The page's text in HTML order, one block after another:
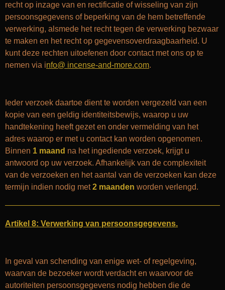
recht op inzage van en rectificatie of wisseling van zijn
persoonsgegevens of beperking van de hem betreffende
verwerking, alsmede het recht tegen de verwerking bezwaar
te maken en het recht op gegevensoverdraagbaarheid. U
kunt deze rechten uitoefenen door contact met ons op te
nemen via info@ incense-and-more.com.
Ieder verzoek daartoe dient te worden vergezeld van een
kopie van een geldig identiteitsbewijs, waarop u uw
handtekening heeft gezet en onder vermelding van het
adres waarop er met u contact kan worden opgenomen.
Binnen 1 maand na het ingediende verzoek, krijgt u
antwoord op uw verzoek. Afhankelijk van de complexiteit
van de verzoeken en het aantal van de verzoeken kan deze
termijn indien nodig met2 maanden worden verlengd.
Artikel 8: Verwerking van persoonsgegevens.
In geval van schending van enige wet- of regelgeving,
waarvan de bezoeker wordt verdacht en waarvoor de
autoriteiten persoonsgegevens nodig hebben die de